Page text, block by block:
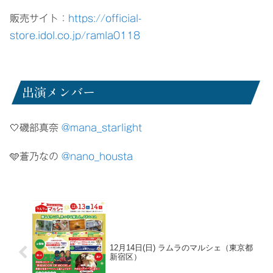
販売サイト： https://official-
store.idol.co.jp/ramla0118
出演メンバー
🤍磯部真奈 @mana_starlight
🩵蒼乃なの @nano_housta
12月14日(日) ラムラのマルシェ（東京都
新宿区）